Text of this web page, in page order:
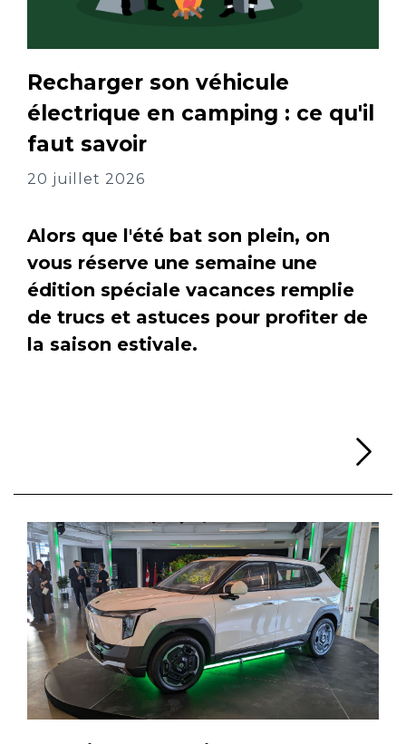
Recharger son véhicule
électrique en camping : ce qu'il
faut savoir
20 juillet 2026
Alors que l'été bat son plein, on
vous réserve une semaine une
édition spéciale vacances remplie
de trucs et astuces pour profiter de
la saison estivale.